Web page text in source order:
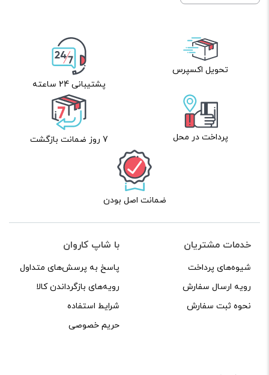
تحویل اکسپرس
پشتیبانی 24 ساعته
پرداخت در محل 7 روز ضمانت بازگشت
ضمانت اصل بودن
خدمات مشتریان
شیوه‌های پرداخت
رویه ارسال سفارش
نحوه ثبت سفارش
با شاپ کاروان
پاسخ به پرسش‌های متداول
رویه‌های بازگرداندن کالا
شرایط استفاده
حریم خصوصی